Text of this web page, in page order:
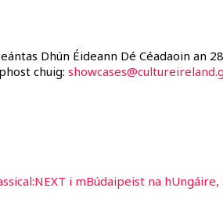
Dhún Éideann Dé Céadaoin an
chuig:
i mBúdaipeist na